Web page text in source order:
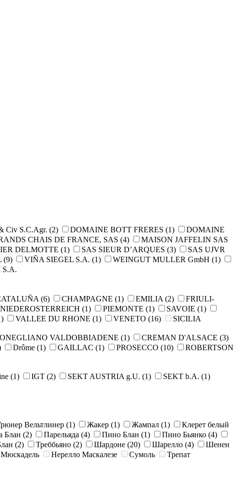
Civ S.C.Agr. (2) DOMAINE BOTT FRERES (1)
DOMAINE
CHAIS DE FRANCE, SAS (4)
MAISON JAFFELIN SAS
DELMOTTE (1) SAS SIEUR D’ARQUES (3)
SAS UJVR
(9) VIÑA SIEGEL S.A. (1) WEINGUT MULLER GmbH (1)
(6) CHAMPAGNE (1) EMILIA (2)
FRIULI-
NIEDEROSTERREICH (1) PIEMONTE (1) SAVOIE (1)
VALLEE DU RHONE (1) VENETO (16)
SICILIA
VALDOBBIADENE (1) CREMAN D'ALSACE (3)
Drôme (1) GAILLAC (1) PROSECCO (10)
ROBERTSON
(1) IGT (2) SEKT AUSTRIA g.U. (1) SEKT b.A. (1)
Вельтлинер (1) Жакер (1) Жампал (1)
Клерет белый
Блан (2) Парельяда (4) Пино Блан (1) Пино Бьянко (4)
(2) Треббьяно (2) Шардоне (20) Шарелло (4)
Шенен
Мюскадель Нерелло Маскалезе Сумоль
Трепат